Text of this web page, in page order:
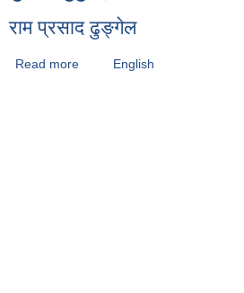
राम प्रसाद ढुङ्गेल
Read more about राम प्रसाद ढुङ्गेल
English